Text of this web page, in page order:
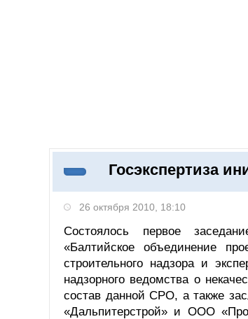
Поиск
Госэкспертиза
26 октября 2010, 18:10
Состоялось первое
«Балтийское объединение
строительного надзора и
надзорного ведомства о
состав данной СРО, а также
«Дальпитерстрой» и ООО